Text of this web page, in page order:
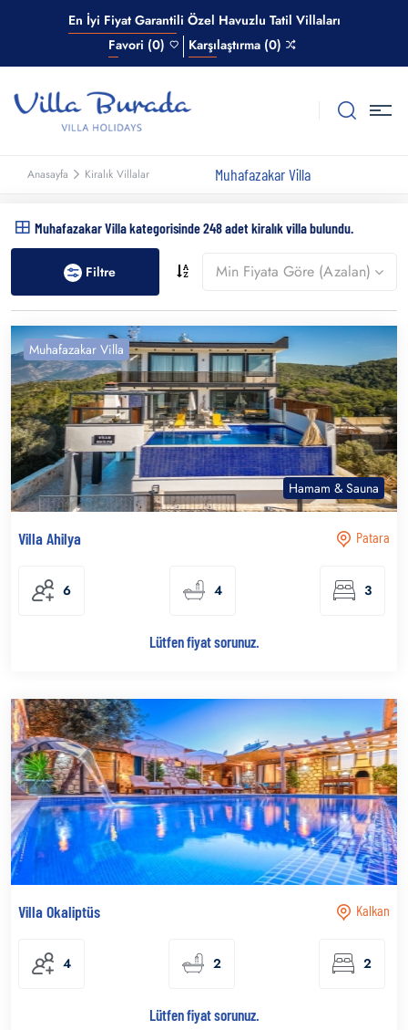
En İyi Fiyat Garantili Özel Havuzlu Tatil Villaları
Favori (0)
Karşılaştırma (0)
Anasayfa Kiralık Villalar Muhafazakar Villa
Muhafazakar Villa kategorisinde 248 adet kiralık villa bulundu.
Filtre Min Fiyata Göre (Azalan)
Muhafazakar Villa
Hamam & Sauna
Patara
Villa Ahilya
6 4 3
Lütfen fiyat sorunuz.
Kalkan
Villa Okaliptüs
4 2 2
Lütfen fiyat sorunuz.